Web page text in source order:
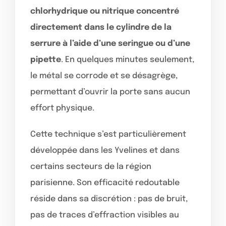
chlorhydrique ou nitrique concentré
directement dans le cylindre de la
serrure à l’aide d’une seringue ou d’une
pipette. En quelques minutes seulement,
le métal se corrode et se désagrège,
permettant d’ouvrir la porte sans aucun
effort physique.
Cette technique s’est particulièrement
développée dans les Yvelines et dans
certains secteurs de la région
parisienne. Son efficacité redoutable
réside dans sa discrétion : pas de bruit,
pas de traces d’effraction visibles au